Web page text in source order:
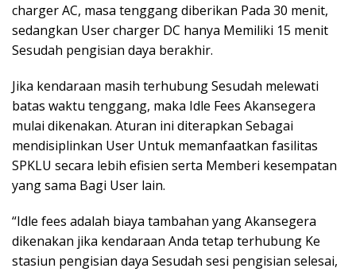
charger AC, masa tenggang diberikan Pada 30 menit,
sedangkan User charger DC hanya Memiliki 15 menit
Sesudah pengisian daya berakhir.
Jika kendaraan masih terhubung Sesudah melewati
batas waktu tenggang, maka Idle Fees Akansegera
mulai dikenakan. Aturan ini diterapkan Sebagai
mendisiplinkan User Untuk memanfaatkan fasilitas
SPKLU secara lebih efisien serta Memberi kesempatan
yang sama Bagi User lain.
“Idle fees adalah biaya tambahan yang Akansegera
dikenakan jika kendaraan Anda tetap terhubung Ke
stasiun pengisian daya Sesudah sesi pengisian selesai,